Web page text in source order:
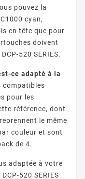
pouvez la
cyan,
en tête que pour
doivent
520 SERIES.
ce adapté à la
compatibles
pour les
référence, dont
le même
couleur et sont
de 4.
adaptée à votre
520 SERIES